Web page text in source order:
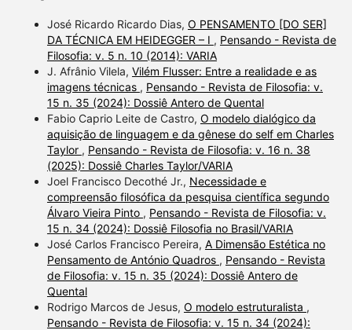
José Ricardo Ricardo Dias, O PENSAMENTO [DO SER]
DA TÉCNICA EM HEIDEGGER – I , Pensando - Revista de
Filosofia: v. 5 n. 10 (2014): VARIA
J. Afrânio Vilela, Vilém Flusser: Entre a realidade e as
imagens técnicas , Pensando - Revista de Filosofia: v.
15 n. 35 (2024): Dossiê Antero de Quental
Fabio Caprio Leite de Castro, O modelo dialógico da
aquisição de linguagem e da gênese do self em Charles
Taylor , Pensando - Revista de Filosofia: v. 16 n. 38
(2025): Dossiê Charles Taylor/VARIA
Joel Francisco Decothé Jr., Necessidade e
compreensão filosófica da pesquisa científica segundo
Álvaro Vieira Pinto , Pensando - Revista de Filosofia: v.
15 n. 34 (2024): Dossiê Filosofia no Brasil/VARIA
José Carlos Francisco Pereira, A Dimensão Estética no
Pensamento de António Quadros , Pensando - Revista
de Filosofia: v. 15 n. 35 (2024): Dossiê Antero de
Quental
Rodrigo Marcos de Jesus, O modelo estruturalista ,
Pensando - Revista de Filosofia: v. 15 n. 34 (2024):